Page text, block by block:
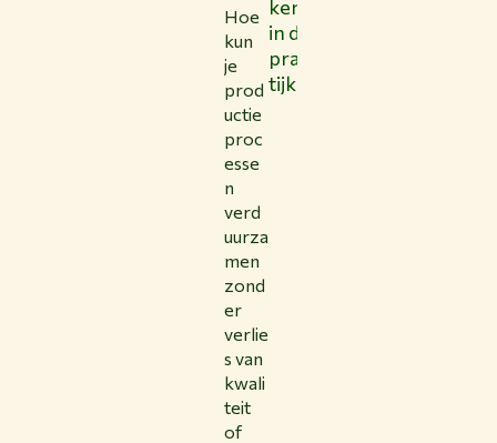
Hoe
kun
je
prod
uctie
proc
esse
n
verd
uurza
men
zond
er
verlie
s van
kwali
teit
of
ken
in de
prak
tijk